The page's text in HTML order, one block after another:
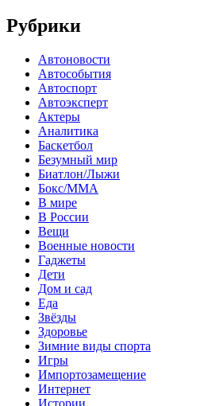
Рубрики
Автоновости
Автособытия
Автоспорт
Автоэксперт
Актеры
Аналитика
Баскетбол
Безумный мир
Биатлон/Лыжи
Бокс/MMA
В мире
В России
Вещи
Военные новости
Гаджеты
Дети
Дом и сад
Еда
Звёзды
Здоровье
Зимние виды спорта
Игры
Импортозамещение
Интернет
Истории